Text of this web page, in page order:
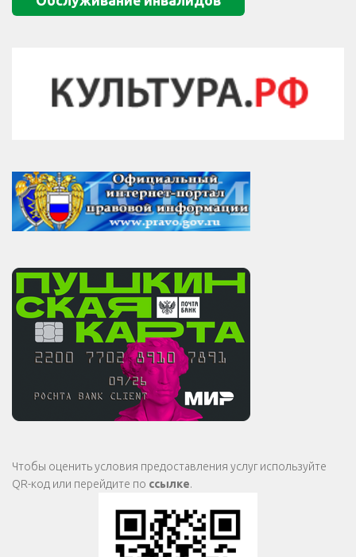
Чтобы оценить условия предоставления услуг используйте
QR-код или перейдите по ссылке.